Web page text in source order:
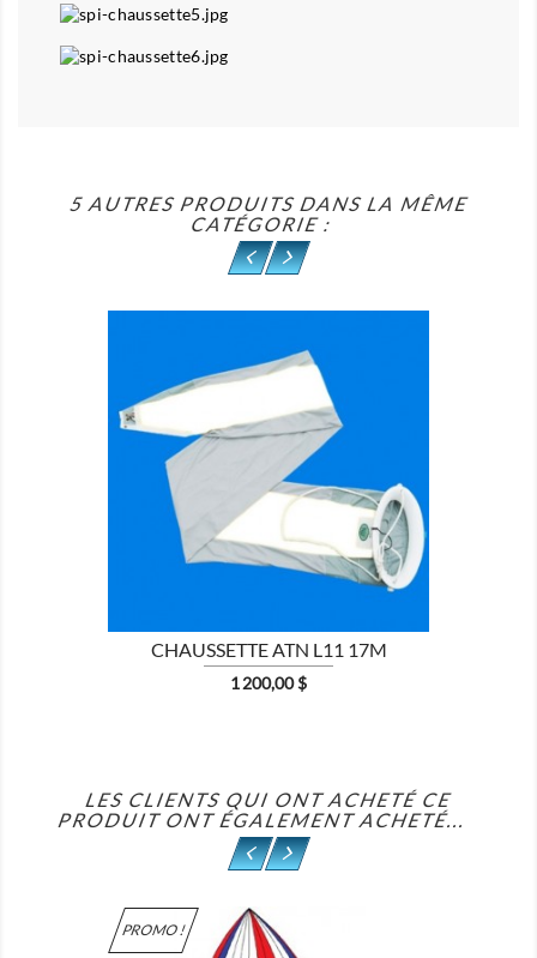
5 AUTRES PRODUITS DANS LA MÊME
CATÉGORIE :
CHAUSSETTE ATN L11 17M
Prix
1 200,00 $
LES CLIENTS QUI ONT ACHETÉ CE
PRODUIT ONT ÉGALEMENT ACHETÉ...
PROMO !